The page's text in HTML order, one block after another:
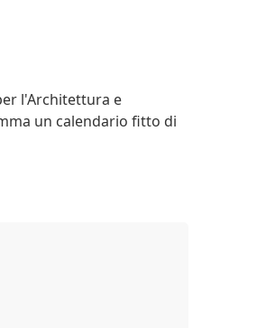
l'Architettura e
un calendario fitto di